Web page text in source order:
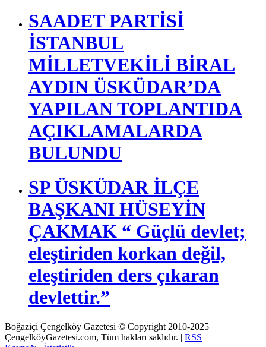
SAADET PARTİSİ
İSTANBUL
MİLLETVEKİLİ BİRAL
AYDIN ÜSKÜDAR’DA
YAPILAN TOPLANTIDA
AÇIKLAMALARDA
BULUNDU
SP ÜSKÜDAR İLÇE
BAŞKANI HÜSEYİN
ÇAKMAK “ Güçlü devlet;
eleştiriden korkan değil,
eleştiriden ders çıkaran
devlettir.”
Boğaziçi Çengelköy Gazetesi © Copyright 2010-2025
ÇengelköyGazetesi.com, Tüm hakları saklıdır. | RSS